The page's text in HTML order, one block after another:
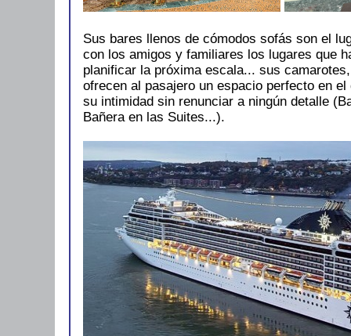
Sus bares llenos de cómodos sofás son el
con los amigos y familiares los lugares que
planificar la próxima escala... sus
ofrecen al pasajero un espacio perfecto en
su intimidad sin renunciar a ningún detalle
Bañera en las Suites...).